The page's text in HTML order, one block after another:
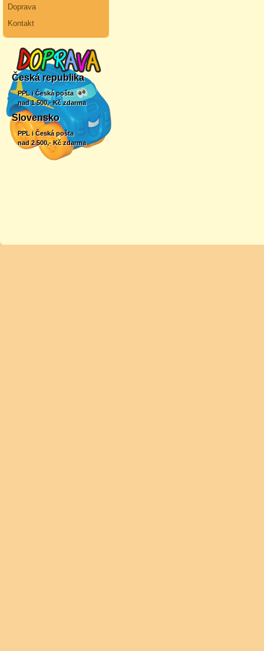
Doprava
Kontakt
Česká republika
PPL i Česká pošta
nad 1 500,- Kč zdarma
Slovensko
PPL i Česká pošta
nad 2 500,- Kč zdarma